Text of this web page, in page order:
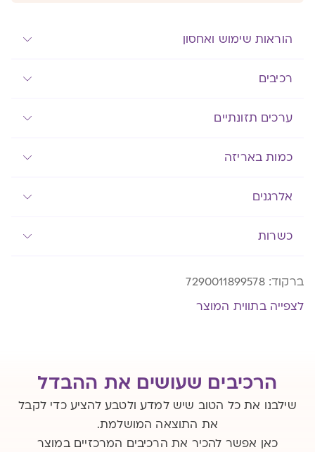
הוראות שימוש ואחסון
רכיבים
ערכים תזונתיים
כמות באריזה
אלרגנים
כשרות
ברקוד:7290011899578
לצפייה בתווית המוצר
הרכיבים שעושים את ההבדל
שילבנו את כל הטוב שיש למדע ולטבע להציע כדי לקבל
את התוצאה המושלמת.
כאן אפשר להכיר את הרכיבים המרכזיים במוצר